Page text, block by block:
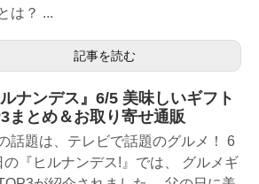
は？ ...
記事を読む
ルナンデス』6/5 美味しいギフト
まとめ＆お取り寄せ通販
話題は、テレビで話題のグルメ！ 6
の『ヒルナンデス!』では、 グルメギ